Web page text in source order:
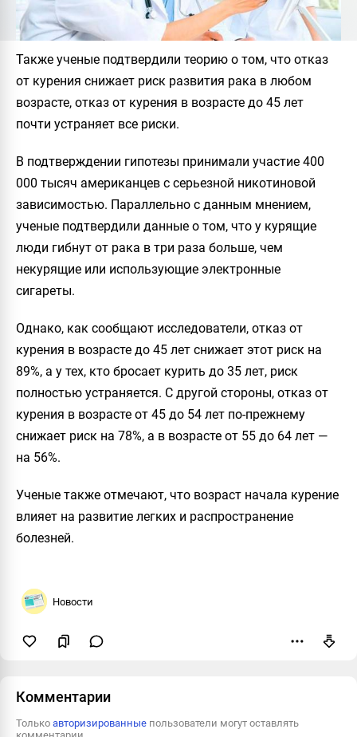
Также ученые подтвердили теорию о том, что отказ
от курения снижает риск развития рака в любом
возрасте, отказ от курения в возрасте до 45 лет
почти устраняет все риски.
В подтверждении гипотезы принимали участие 400
000 тысяч американцев с серьезной никотиновой
зависимостью. Параллельно с данным мнением,
ученые подтвердили данные о том, что у курящие
люди гибнут от рака в три раза больше, чем
некурящие или использующие электронные
сигареты.
Однако, как сообщают исследователи, отказ от
курения в возрасте до 45 лет снижает этот риск на
89%, а у тех, кто бросает курить до 35 лет, риск
полностью устраняется. С другой стороны, отказ от
курения в возрасте от 45 до 54 лет по-прежнему
снижает риск на 78%, а в возрасте от 55 до 64 лет —
на 56%.
Ученые также отмечают, что возраст начала курение
влияет на развитие легких и распространение
болезней.
Новости
Комментарии
Только авторизированные пользователи могут оставлять